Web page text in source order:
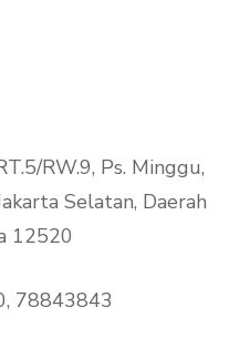
RW.9, Ps. Minggu,
Selatan, Daerah
12520
78843843